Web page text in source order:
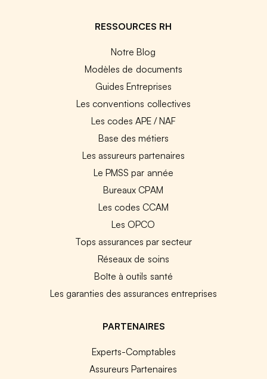
RESSOURCES RH
Notre Blog
Modèles de documents
Guides Entreprises
Les conventions collectives
Les codes APE / NAF
Base des métiers
Les assureurs partenaires
Le PMSS par année
Bureaux CPAM
Les codes CCAM
Les OPCO
Tops assurances par secteur
Réseaux de soins
Boîte à outils santé
Les garanties des assurances entreprises
PARTENAIRES
Experts-Comptables
Assureurs Partenaires